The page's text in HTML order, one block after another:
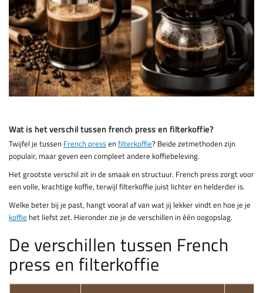
Wat is het verschil tussen french press en filterkoffie?
Twijfel je tussen French pressenfilterkoffie? Beide zetmethoden zijn
populair, maar geven een compleet andere koffiebeleving.
Het grootste verschil zit in de smaak en structuur. French press zorgt voor
een volle, krachtige koffie, terwijl filterkoffie juist lichter en helderder is.
Welke beter bij je past, hangt vooral af van wat jij lekker vindt en hoe je je
koffie het liefst zet. Hieronder zie je de verschillen in één oogopslag.
De verschillen tussen French
press en filterkoffie